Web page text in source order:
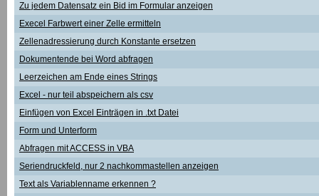
Zu jedem Datensatz ein Bid im Formular anzeigen
Execel Farbwert einer Zelle ermitteln
Zellenadressierung durch Konstante ersetzen
Dokumentende bei Word abfragen
Leerzeichen am Ende eines Strings
Excel - nur teil abspeichern als csv
Einfügen von Excel Einträgen in .txt Datei
Form und Unterform
Abfragen mit ACCESS in VBA
Seriendruckfeld, nur 2 nachkommastellen anzeigen
Text als Variablenname erkennen ?